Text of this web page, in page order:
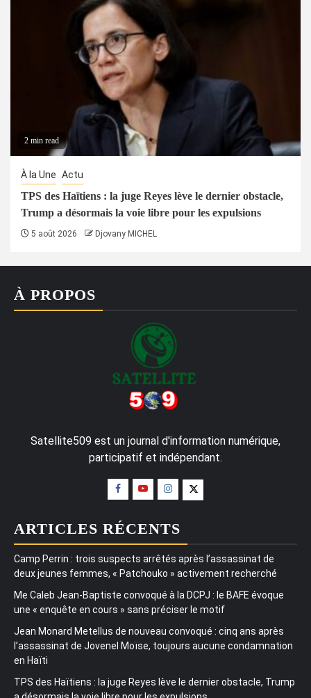
2 min read
À la Une Actu
TPS des Haïtiens : la juge Reyes lève le dernier obstacle,
Trump a désormais la voie libre pour les expulsions
5 août 2026 Djovany MICHEL
À PROPOS
Satellite509 est un journal d'information numérique,
participatif et indépendant.
ARTICLES RÉCENTS
Camp Perrin : trois suspects arrêtés après l’assassinat de
deux jeunes femmes, « Patchouko » activement recherché
Me Caleb Jean-Baptiste convoqué à la DCPJ : le BAFE évoque
une « enquête en cours » sans préciser le motif
Jean Monard Metellus de nouveau convoqué : cinq ans après
l’assassinat de Jovenel Moïse, toujours aucune condamnation
en Haïti
TPS des Haïtiens : la juge Reyes lève le dernier obstacle, Trump